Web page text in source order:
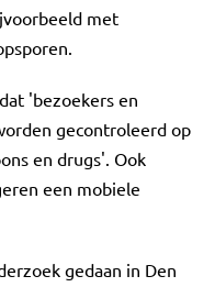
met
'bezoekers en
gecontroleerd op
en drugs'. Ook
een mobiele
gedaan in Den